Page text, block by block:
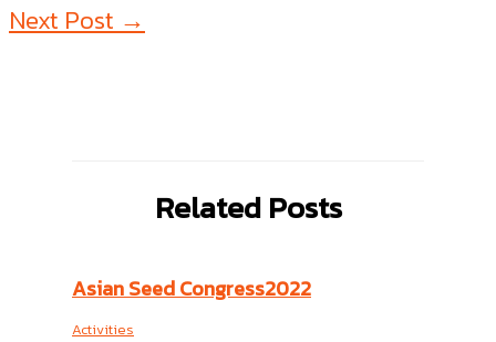
Next Post →
Related Posts
Asian Seed Congress2022
Activities